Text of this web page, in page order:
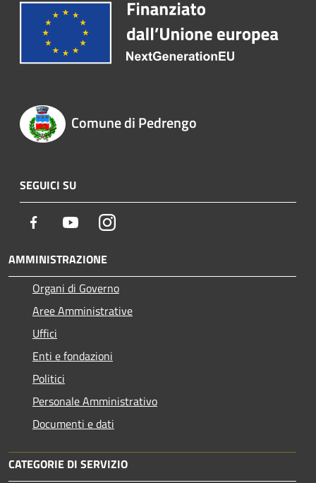
Comune di Pedrengo
SEGUICI SU
Facebook YoutubeInstagram
AMMINISTRAZIONE
Organi di Governo
Aree Amministrative
Uffici
Enti e fondazioni
Politici
Personale Amministrativo
Documenti e dati
CATEGORIE DI SERVIZIO